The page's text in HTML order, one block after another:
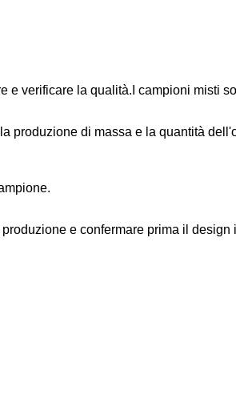
e verificare la qualità.I campioni misti
produzione di massa e la quantità
e confermare prima il design